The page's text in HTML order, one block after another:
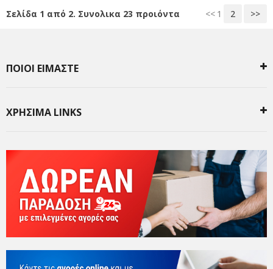
Σελίδα 1 από 2. Συνολικα 23 προιόντα << 1 2 >>
ΠΟΙΟΙ ΕΙΜΑΣΤΕ
ΧΡΗΣΙΜΑ LINKS